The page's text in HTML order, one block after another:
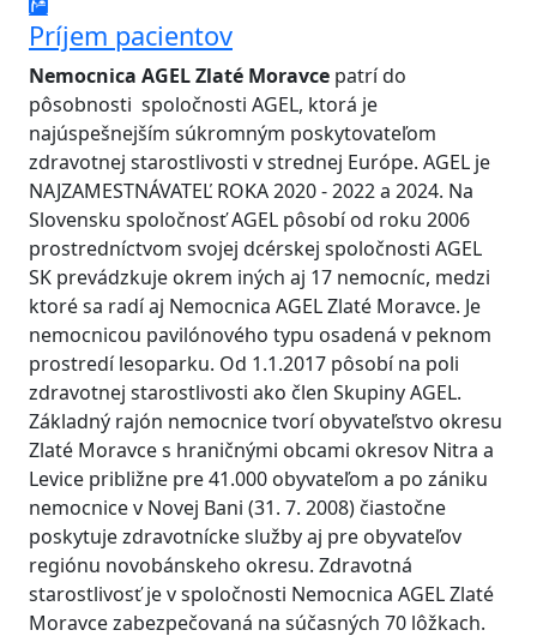
Príjem pacientov
Nemocnica AGEL Zlaté Moravce patrí do
pôsobnosti spoločnosti AGEL, ktorá je
najúspešnejším súkromným poskytovateľom
zdravotnej starostlivosti v strednej Európe. AGEL je
NAJZAMESTNÁVATEĽ ROKA 2020 - 2022 a 2024. Na
Slovensku spoločnosť AGEL pôsobí od roku 2006
prostredníctvom svojej dcérskej spoločnosti AGEL
SK prevádzkuje okrem iných aj 17 nemocníc, medzi
ktoré sa radí aj Nemocnica AGEL Zlaté Moravce. Je
nemocnicou pavilónového typu osadená v peknom
prostredí lesoparku. Od 1.1.2017 pôsobí na poli
zdravotnej starostlivosti ako člen Skupiny AGEL.
Základný rajón nemocnice tvorí obyvateľstvo okresu
Zlaté Moravce s hraničnými obcami okresov Nitra a
Levice približne pre 41.000 obyvateľom a po zániku
nemocnice v Novej Bani (31. 7. 2008) čiastočne
poskytuje zdravotnícke služby aj pre obyvateľov
regiónu novobánskeho okresu. Zdravotná
starostlivosť je v spoločnosti Nemocnica AGEL Zlaté
Moravce zabezpečovaná na súčasných 70 lôžkach.